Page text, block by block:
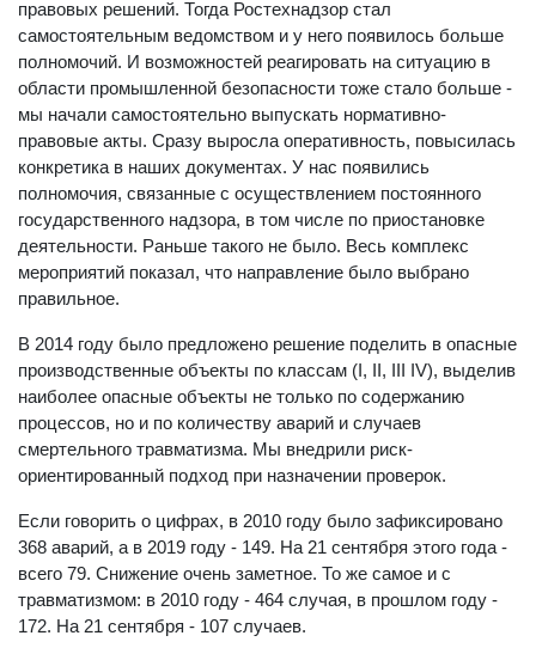
правовых решений. Тогда Ростехнадзор стал
самостоятельным ведомством и у него появилось больше
полномочий. И возможностей реагировать на ситуацию в
области промышленной безопасности тоже стало больше -
мы начали самостоятельно выпускать нормативно-
правовые акты. Сразу выросла оперативность, повысилась
конкретика в наших документах. У нас появились
полномочия, связанные с осуществлением постоянного
государственного надзора, в том числе по приостановке
деятельности. Раньше такого не было. Весь комплекс
мероприятий показал, что направление было выбрано
правильное.
В 2014 году было предложено решение поделить в опасные
производственные объекты по классам (I, II, III IV), выделив
наиболее опасные объекты не только по содержанию
процессов, но и по количеству аварий и случаев
смертельного травматизма. Мы внедрили риск-
ориентированный подход при назначении проверок.
Если говорить о цифрах, в 2010 году было зафиксировано
368 аварий, а в 2019 году - 149. На 21 сентября этого года -
всего 79. Снижение очень заметное. То же самое и с
травматизмом: в 2010 году - 464 случая, в прошлом году -
172. На 21 сентября - 107 случаев.